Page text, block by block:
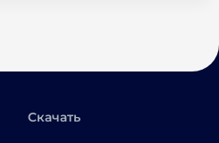
Скачать